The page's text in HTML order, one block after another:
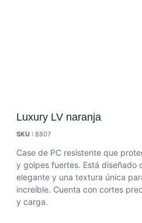
Luxury LV naranja
SKU : 8807
Case de PC resistente que
y golpes fuertes. Está diseñado
elegante y una textura única
increíble. Cuenta con cortes
y carga.